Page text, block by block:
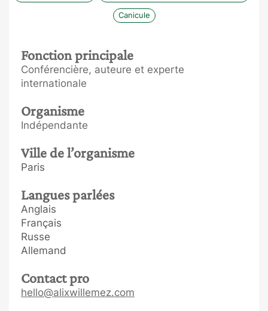
Canicule
Fonction principale
Conférencière, auteure et experte
internationale
Organisme
Indépendante
Ville de l’organisme
Paris
Langues parlées
Anglais
Français
Russe
Allemand
Contact pro
hello@alixwillemez.com